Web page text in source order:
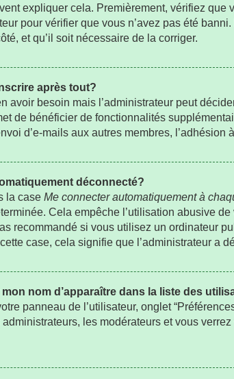
expliquer cela. Premièrement, vérifiez que
pour vérifier que vous n’avez pas été
et qu’il soit nécessaire de la corriger.
après tout?
avoir besoin mais l’administrateur peut
de bénéficier de fonctionnalités
d’e-mails aux autres membres,
déconnecté?
la case Me connecter automatiquement à
Cela empêche l’utilisation abusive
recommandé si vous utilisez un ordinateur
case, cela signifie que l’administrateur a
nom d’apparaître dans la liste des
panneau de l’utilisateur, onglet
les modérateurs et vous